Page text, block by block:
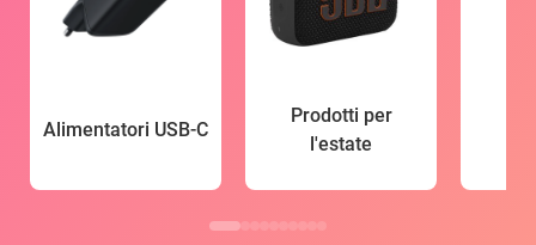
Alimentatori USB-C
Prodotti per
l'estate